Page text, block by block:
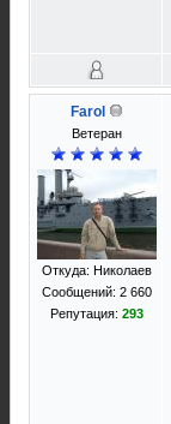
Farol
Ветеран
Откуда: Николаев
Сообщений: 2 660
Репутация: 293